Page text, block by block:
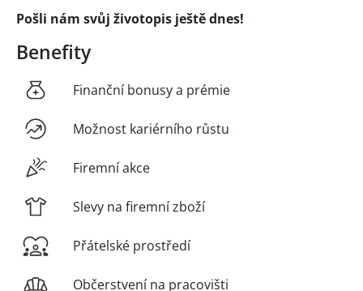
Pošli nám svůj životopis ještě dnes!
Benefity
Finanční bonusy a prémie
Možnost kariérního růstu
Firemní akce
Slevy na firemní zboží
Přátelské prostředí
Občerstvení na pracovišti